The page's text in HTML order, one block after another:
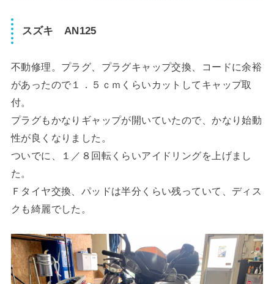
スズキ AN125
不動修理。プラグ、プラグキャップ交換、コードに余裕
があったので１．５ｃｍくらいカットしてキャップ取
付。
プラグもかなりギャップが開いていたので、かなり始動
性が良くなりました。
ついでに、１／８回転くらいアイドリングを上げまし
た。
Ｆタイヤ交換、パッドは半分くらい残っていて、ディス
クも綺麗でした。